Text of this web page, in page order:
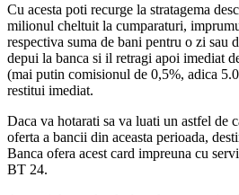
Cu acesta poti recurge la stratagema
milionul cheltuit la cumparaturi,
respectiva suma de bani pentru o zi sau
depui la banca si il retragi apoi imediat
(mai putin comisionul de 0,5%, adica
restitui imediat.
Daca va hotarati sa va luati un astfel de
oferta a bancii din aceasta perioada,
Banca ofera acest card impreuna cu
BT 24.